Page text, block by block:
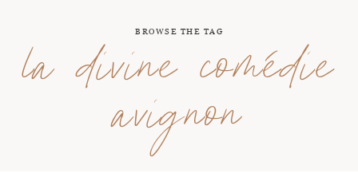
BROWSE THE TAG
la divine comédie
avignon